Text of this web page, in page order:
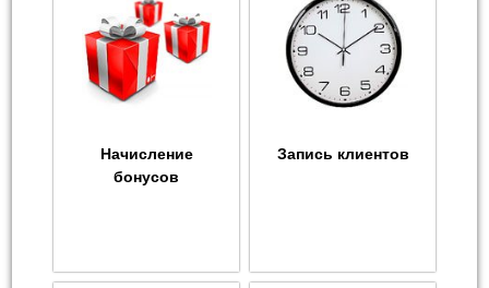
Начисление
бонусов
Запись клиентов